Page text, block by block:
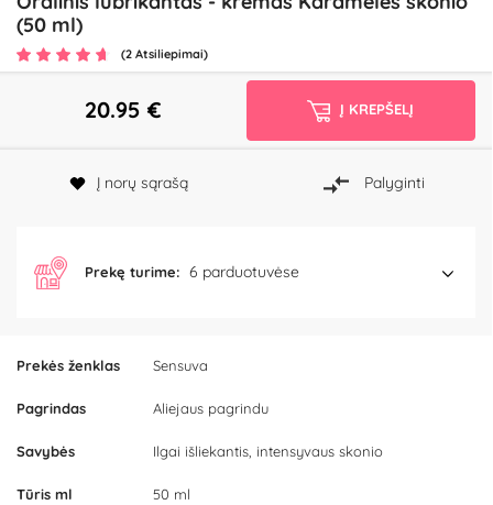
(50 ml)
(2 Atsiliepimai)
Prekės ženklas Sensuva
Pagrindas Aliejaus pagrindu
Savybės Ilgai išliekantis, intensyvaus skonio
Tūris ml 50 ml
20.95 € Į KREPŠELĮ
Į norų sąrašą Palyginti
Prekę turime: 6 parduotuvėse